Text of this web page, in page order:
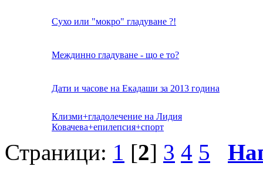
Сухо или "мокро" гладуване ?!
Междинно гладуване - що е то?
Дати и часове на Екадаши за 2013 година
Клизми+гладолечение на Лидия
Ковачева+епилепсия+спорт
Страници: 1 [2] 3 4 5